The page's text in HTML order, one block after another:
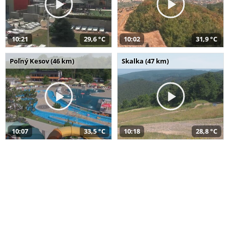
10:21 29,6 °C 10:02 31,9 °C
Poľný Kesov (46 km)
10:07 33,5 °C
Skalka (47 km)
10:18 28,8 °C